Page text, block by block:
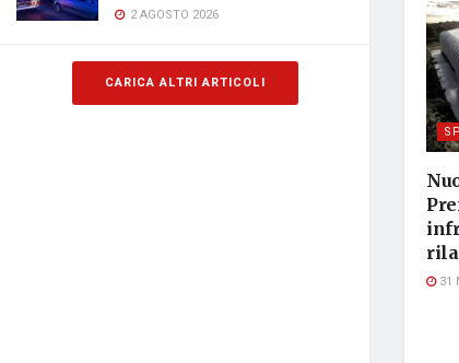
2 AGOSTO 2026
CARICA ALTRI ARTICOLI
31